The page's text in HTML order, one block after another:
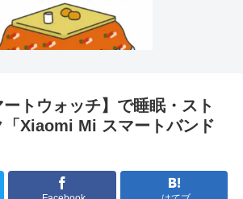
トウォッチ】で睡眠・スト
「Xiaomi Mi スマートバンド